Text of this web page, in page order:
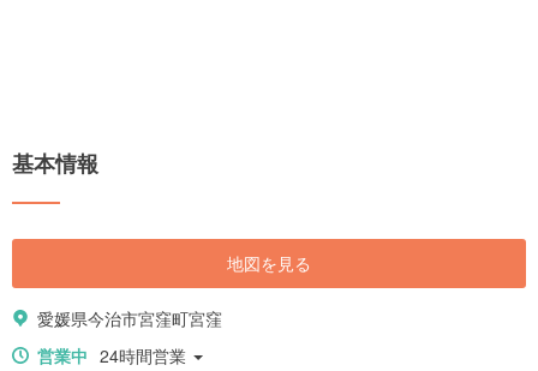
基本情報
地図を見る
愛媛県今治市宮窪町宮窪
営業中 24時間営業